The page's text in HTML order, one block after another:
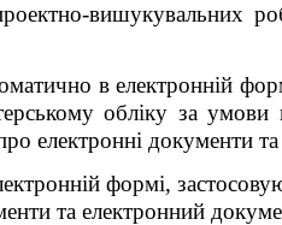
вишукувальних
в електронній
обліку за
електронні документи
формі,
та електронний